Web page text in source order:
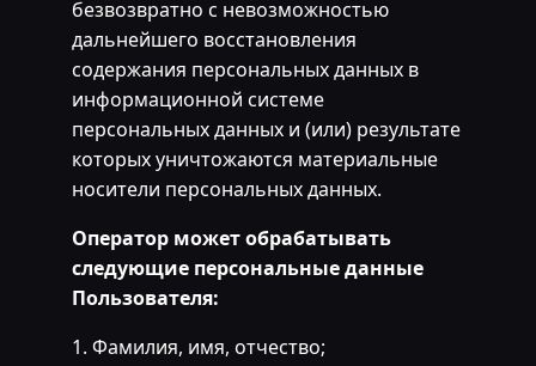
безвозвратно с невозможностью
дальнейшего восстановления
содержания персональных данных в
информационной системе
персональных данных и (или) результате
которых уничтожаются материальные
носители персональных данных.
Оператор может обрабатывать
следующие персональные данные
Пользователя:
1. Фамилия, имя, отчество;